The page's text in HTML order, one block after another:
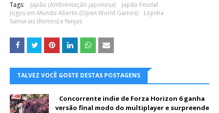
Tags: Japão (Ambientação japonesa)
Japão Feudal
Jogos em Mundo Aberto (Open World Games)
Lojinha
Samurais (Ronins) e Ninjas
TALVEZ VOCÊ GOSTE DESTAS POSTAGENS
Concorrente indie de Forza Horizon 6 ganha
versão final modo do multiplayer e surpreende